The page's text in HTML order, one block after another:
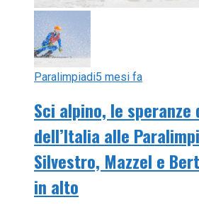
Paralimpiadi5 mesi fa
Sci alpino, le speranze
dell’Italia alle
Silvestro, Mazzel e
in alto